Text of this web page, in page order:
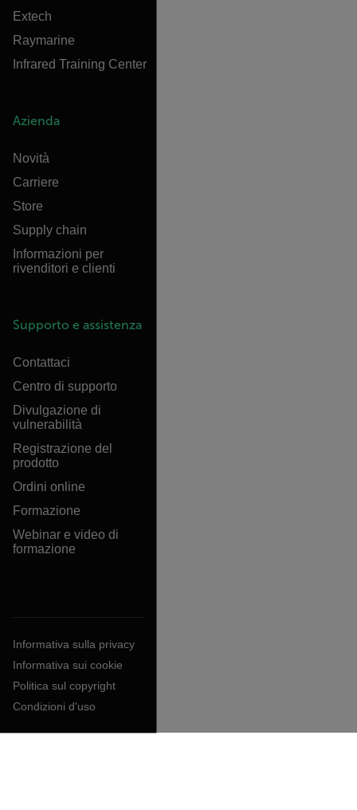
Extech
Raymarine
Infrared Training Center
Azienda
Novità
Carriere
Store
Supply chain
Informazioni per
rivenditori e clienti
Supporto e assistenza
Contattaci
Centro di supporto
Divulgazione di
vulnerabilità
Registrazione del
prodotto
Ordini online
Formazione
Webinar e video di
formazione
Informativa sulla privacy
Informativa sui cookie
Politica sul copyright
Condizioni d'uso